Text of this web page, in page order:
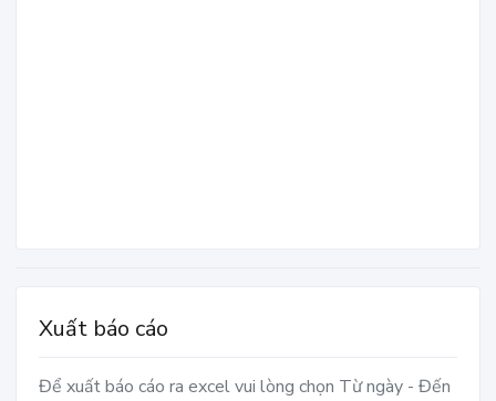
Xuất báo cáo
Để xuất báo cáo ra excel vui lòng chọn Từ ngày - Đến